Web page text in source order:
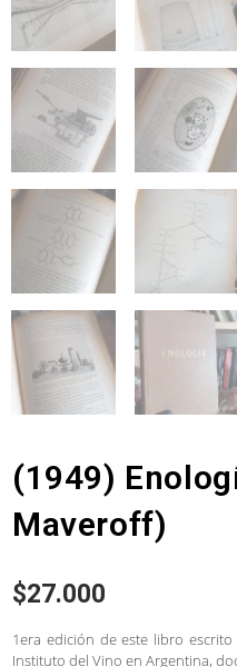
(1949)
Maveroff)
$27.000
1era edición de este libro
Instituto del Vino en Argentina,